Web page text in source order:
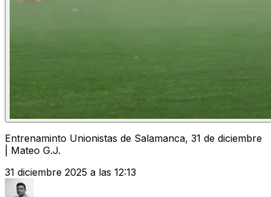
Entrenaminto Unionistas de Salamanca, 31 de diciembre
| Mateo G.J.
31 diciembre 2025 a las 12:13